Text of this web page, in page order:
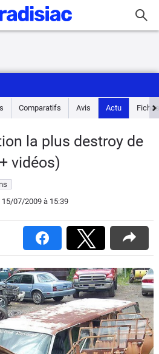
Comparatifs Avis Actu
la plus destroy de
vidéos)
15/07/2009à 15:39